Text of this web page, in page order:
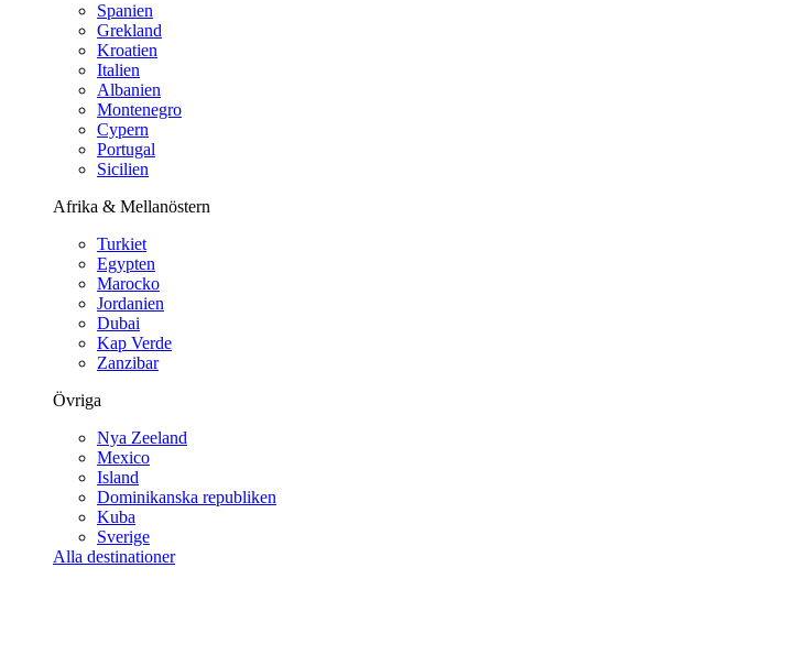
Spanien
Grekland
Kroatien
Italien
Albanien
Montenegro
Cypern
Portugal
Sicilien
Afrika & Mellanöstern
Turkiet
Egypten
Marocko
Jordanien
Dubai
Kap Verde
Zanzibar
Övriga
Nya Zeeland
Mexico
Island
Dominikanska republiken
Kuba
Sverige
Alla destinationer